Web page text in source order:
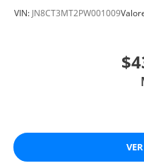
VIN: JN8CT3MT2PW001009